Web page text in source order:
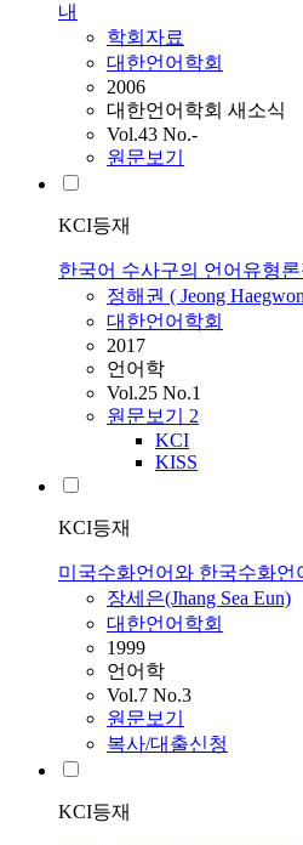
내
학회자료
대한언어학회
2006
대한언어학회 새소식
Vol.43 No.-
원문보기
KCI등재
한국어 수사구의 언어유형
정해권 ( Jeong
대한언어학회
2017
언어학
Vol.25 No.1
원문보기 2
KCI
KISS
KCI등재
미국수화언어와 한국수화언
장세은(Jhang Sea Eun)
대한언어학회
1999
언어학
Vol.7 No.3
원문보기
복사/대출신청
KCI등재